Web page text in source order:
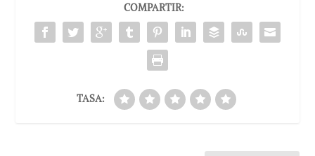
COMPARTIR:
TASA: